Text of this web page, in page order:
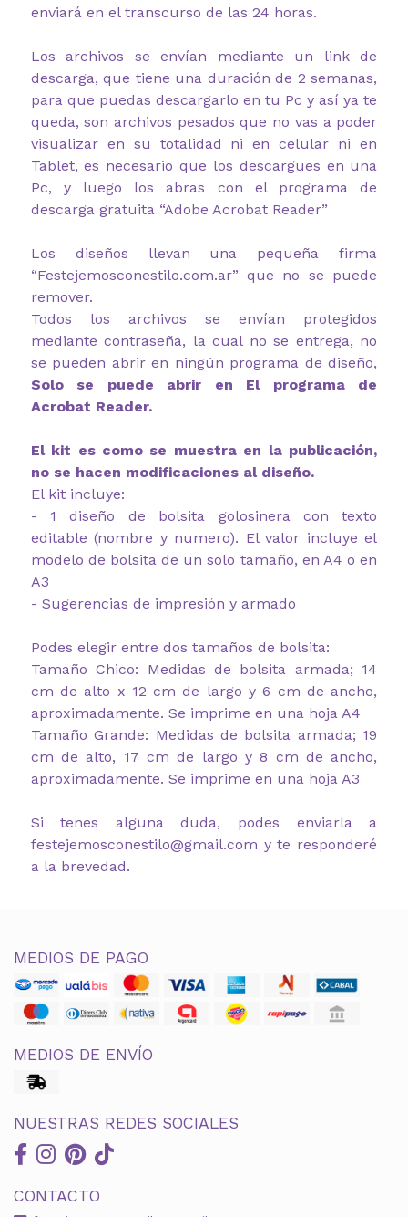
enviará en el transcurso de las 24 horas.
Los archivos se envían mediante un link de
descarga, que tiene una duración de 2 semanas,
para que puedas descargarlo en tu Pc y así ya te
queda, son archivos pesados que no vas a poder
visualizar en su totalidad ni en celular ni en
Tablet, es necesario que los descargues en una
Pc, y luego los abras con el programa de
descarga gratuita “Adobe Acrobat Reader”
Los diseños llevan una pequeña firma
“Festejemosconestilo.com.ar” que no se puede
remover.
Todos los archivos se envían protegidos
mediante contraseña, la cual no se entrega, no
se pueden abrir en ningún programa de diseño,
Solo se puede abrir en El programa de
Acrobat Reader.
El kit es como se muestra en la publicación,
no se hacen modificaciones al diseño.
El kit incluye:
- 1 diseño de bolsita golosinera con texto
editable (nombre y numero). El valor incluye el
modelo de bolsita de un solo tamaño, en A4 o en
A3
- Sugerencias de impresión y armado
Podes elegir entre dos tamaños de bolsita:
Tamaño Chico: Medidas de bolsita armada; 14
cm de alto x 12 cm de largo y 6 cm de ancho,
aproximadamente. Se imprime en una hoja A4
Tamaño Grande: Medidas de bolsita armada; 19
cm de alto, 17 cm de largo y 8 cm de ancho,
aproximadamente. Se imprime en una hoja A3
Si tenes alguna duda, podes enviarla a
festejemosconestilo@gmail.com y te responderé
a la brevedad.
MEDIOS DE PAGO
MEDIOS DE ENVÍO
NUESTRAS REDES SOCIALES
CONTACTO